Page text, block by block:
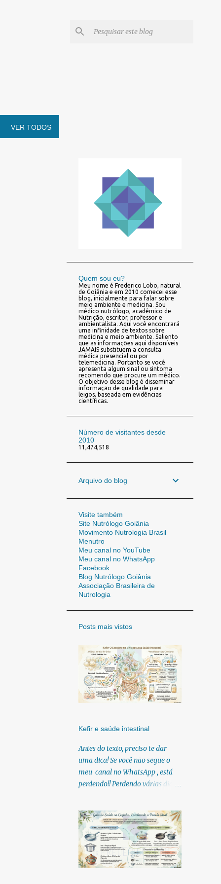
VER TODOS
Quem sou eu?
Meu nome é Frederico Lobo, natural
de Goiânia e em 2010 comecei esse
blog, inicialmente para falar sobre
meio ambiente e medicina. Sou
médico nutrólogo, acadêmico de
Nutrição, escritor, professor e
ambientalista. Aqui você encontrará
uma infinidade de textos sobre
medicina e meio ambiente. Saliento
que as informações aqui disponíveis
JAMAIS substituem a consulta
médica presencial ou por
telemedicina. Portanto se você
apresenta algum sinal ou sintoma
recomendo que procure um médico.
O objetivo desse blog é disseminar
informação de qualidade para
leigos, baseada em evidências
científicas.
Número de visitantes desde
2010
11,474,518
Arquivo do blog
Visite também
Site Nutrólogo Goiânia
Movimento Nutrologia Brasil
Menutro
Meu canal no YouTube
Meu canal no WhatsApp
Facebook
Blog Nutrólogo Goiânia
Associação Brasileira de
Nutrologia
Posts mais vistos
Kefir e saúde intestinal
Antes do texto, preciso te dar
uma dica! Se você não segue o
meu canal no WhatsApp , está
perdendo!! Perdendo várias dicas,
infográficos, o link para
download dos meus e-books.
Para acessar clique no link:
https://whatsapp.com/channel/0
029Vb6U4AqKgsNzkBhubA40